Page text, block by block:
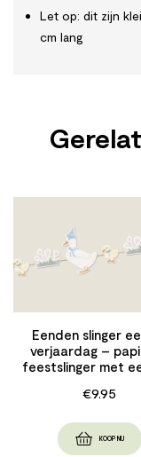
Let op: dit zijn
cm lang
Eenden slinger
verjaardag –
feestslinger met
€9.95
KOOP NU